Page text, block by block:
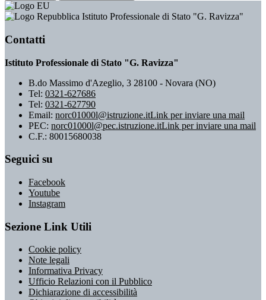
Istituto Professionale di Stato "G. Ravizza"
Contatti
Istituto Professionale di Stato "G. Ravizza"
B.do Massimo d'Azeglio, 3 28100 - Novara (NO)
Tel: 0321-627686
Tel: 0321-627790
Email: norc01000l@istruzione.itLink per inviare una mail
PEC: norc01000l@pec.istruzione.itLink per inviare una mail
C.F.: 80015680038
Seguici su
Facebook
Youtube
Instagram
Sezione Link Utili
Cookie policy
Note legali
Informativa Privacy
Ufficio Relazioni con il Pubblico
Dichiarazione di accessibilità